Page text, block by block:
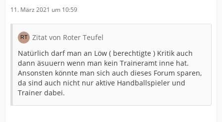
11. März 2021 um 10:59
Zitat von Roter Teufel
Natürlich darf man an Löw ( berechtigte ) Kritik auch
dann äsuuern wenn man kein Traineramt inne hat.
Ansonsten könnte man sich auch dieses Forum sparen,
da sind auch nicht nur aktive Handballspieler und
Trainer dabei.